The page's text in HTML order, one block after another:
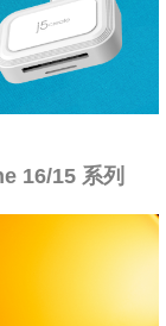
16/15 系列